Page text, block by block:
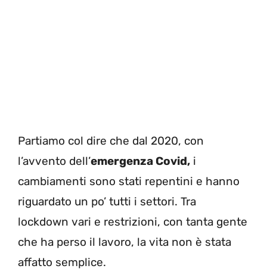
Partiamo col dire che dal 2020, con
l’avvento dell’emergenza Covid, i
cambiamenti sono stati repentini e hanno
riguardato un po’ tutti i settori. Tra
lockdown vari e restrizioni, con tanta gente
che ha perso il lavoro, la vita non è stata
affatto semplice.